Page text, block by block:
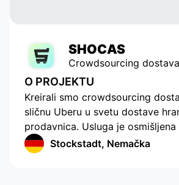
SHOCAS
Crowdsourcing dostava
O PROJEKTU
Kreirali smo crowdsourcing
sličnu Uberu u svetu dostave
prodavnica. Usluga je
nemaju vremena ili mogućnosti
hranu. Aplikacija ima moderno
Stockstadt, Nemačka